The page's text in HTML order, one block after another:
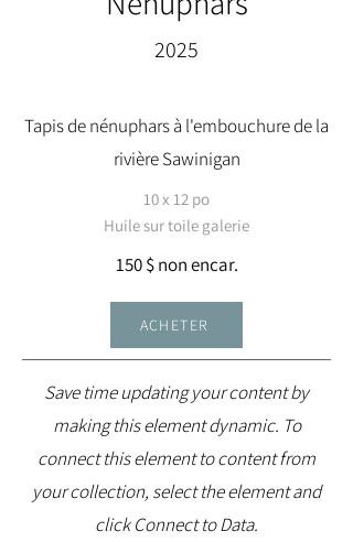
2025
Tapis de nénuphars à l'embouchure de la
rivière Sawinigan
10 x 12 po
Huile sur toile galerie
150 $ non encar.
ACHETER
Save time updating your content by
making this element dynamic. To
connect this element to content from
your collection, select the element and
click Connect to Data.